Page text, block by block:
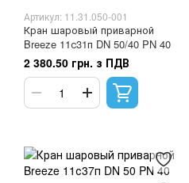
Артикул: 11.31.050-001
Кран шаровый приварной
Breeze 11с31п DN 50/40 PN 40
2 380.50 грн. з ПДВ